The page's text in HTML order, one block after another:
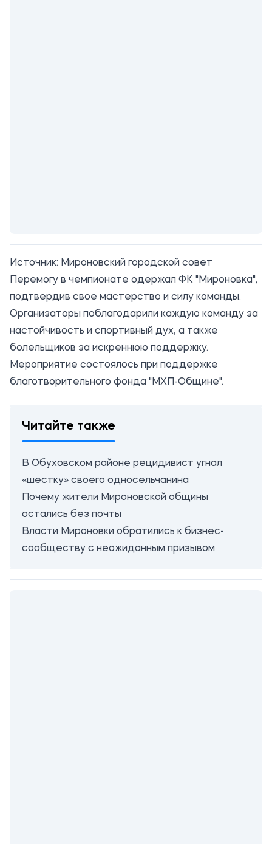
Источник: Мироновский городской совет
Перемогу в чемпионате одержал ФК "Мироновка",
подтвердив свое мастерство и силу команды.
Организаторы поблагодарили каждую команду за
настойчивость и спортивный дух, а также
болельщиков за искреннюю поддержку.
Мероприятие состоялось при поддержке
благотворительного фонда "МХП-Общине".
Читайте также
В Обуховском районе рецидивист угнал
«шестку» своего односельчанина
Почему жители Мироновской общины
остались без почты
Власти Мироновки обратились к бизнес-
сообществу с неожиданным призывом